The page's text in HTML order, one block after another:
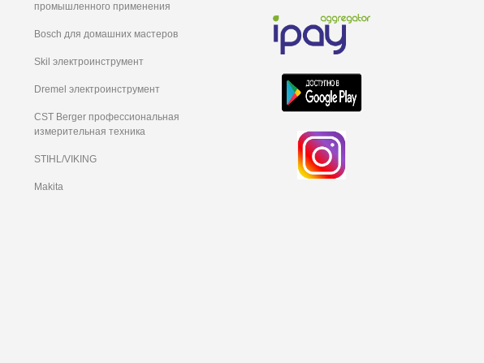
промышленного применения
Bosch для домашних мастеров
Skil электроинструмент
Dremel электроинструмент
CST Berger профессиональная
измерительная техника
STIHL/VIKING
Makita